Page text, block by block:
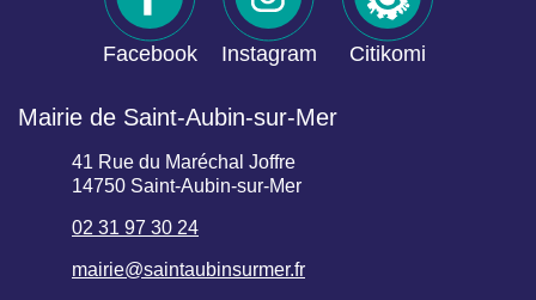
Facebook Instagram Citikomi
Mairie de Saint-Aubin-sur-Mer
41 Rue du Maréchal Joffre
14750 Saint-Aubin-sur-Mer
02 31 97 30 24
mairie@saintaubinsurmer.fr